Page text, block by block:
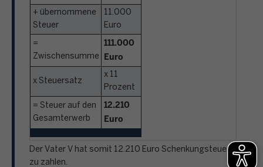
+ übernommene
Steuer
11.000
Euro
=
Zwischensumme
111.000
Euro
x Steuersatz
x 11
Prozent
= Steuer auf den
Gesamterwerb
12.210
Euro
Der Vater V hat somit 12.210 Euro Schenkungsteuer
zu zahlen.